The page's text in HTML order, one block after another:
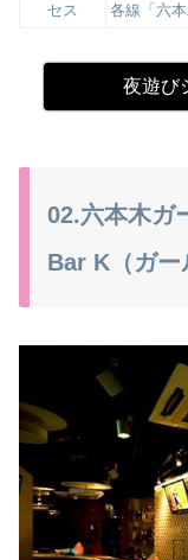
セス
各線「六
夜遊び
02.六本木ガ
Bar K（ガー